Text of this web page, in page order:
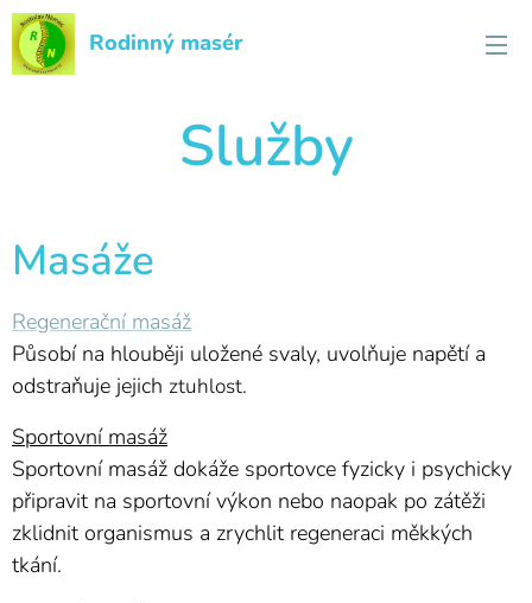
Rodinný masér
Služby
Masáže
Regenerační masáž
Působí na hlouběji uložené svaly, uvolňuje napětí a
odstraňuje jejich ztuhlost.
Sportovní masáž
Sportovní masáž dokáže sportovce fyzicky i psychicky
připravit na sportovní výkon nebo naopak po zátěži
zklidnit organismus a zrychlit regeneraci měkkých
tkání.